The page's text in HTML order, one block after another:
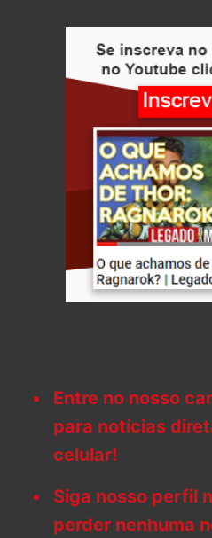
Entre no nosso
para notícias
celular!
Siga nosso perfil
perder nenhuma